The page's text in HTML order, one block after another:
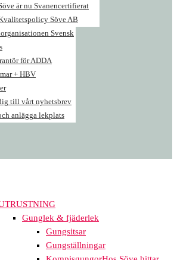
är nu Svanencertifierat
Söve AB
Svensk
för ADDA
+ HBV
till vårt nyhetsbrev
anlägga lekplats
Gunglek & fjäderlek
Gungsitsar
Gungställningar